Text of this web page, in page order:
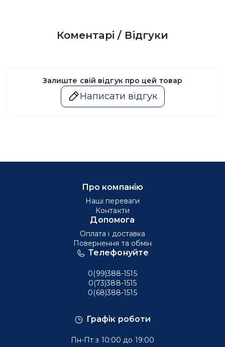
Коментарі / Відгуки
Залиште свій відгук про цей товар
Написати відгук
Графік роботи
Пн-Пт з 10:00 до 19:00
Телефонуйте
0(99)388-1515
0(73)388-1515
0(68)388-1515
Про компанію
Наші переваги
Контакти
Допомога
Оплата і доставка
Повернення та обмін